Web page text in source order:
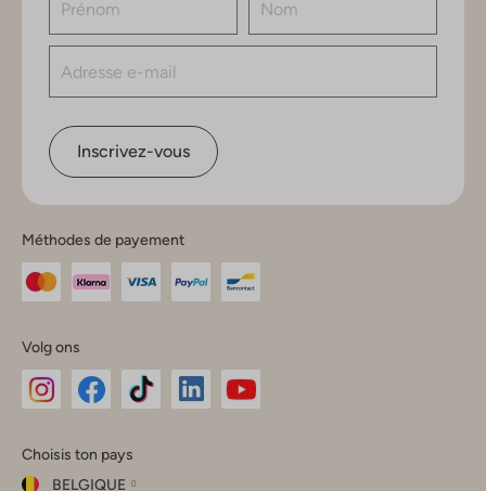
Inscrivez-vous
Méthodes de payement
Volg ons
Instagram
Facebook
TikTok
Choisis ton pays
BELGIQUE